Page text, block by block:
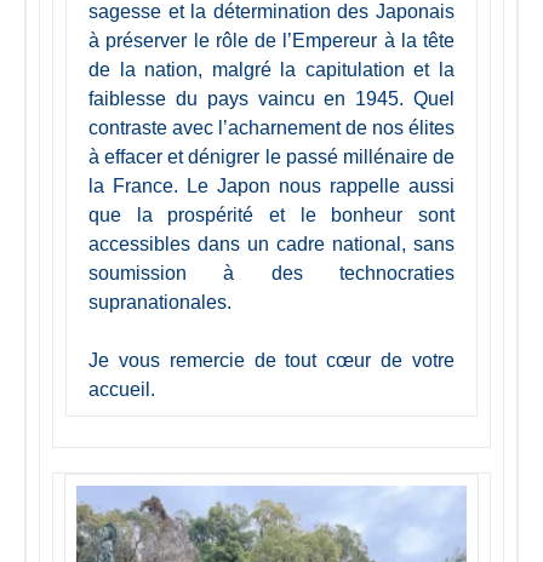
sagesse et la détermination des Japonais
à préserver le rôle de l’Empereur à la tête
de la nation, malgré la capitulation et la
faiblesse du pays vaincu en 1945. Quel
contraste avec l’acharnement de nos élites
à effacer et dénigrer le passé millénaire de
la France. Le Japon nous rappelle aussi
que la prospérité et le bonheur sont
accessibles dans un cadre national, sans
soumission à des technocraties
supranationales.
Je vous remercie de tout cœur de votre
accueil.